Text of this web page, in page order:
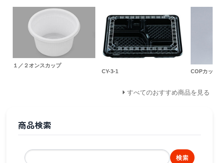
１／２オンスカップ
CY-3-1
COPカッ
すべてのおすすめ商品を見る
商品検索
検索